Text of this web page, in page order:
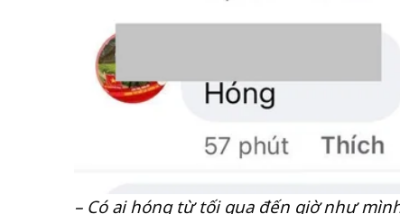
– Có ai hóng từ tối qua đến giờ như